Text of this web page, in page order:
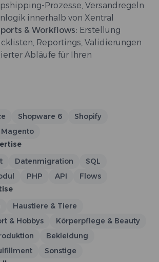
Prozesse, Versandregeln
innerhalb von Xentral
& Workflows: Erstellung
Reportings, Validierungen
Abläufe für Ihren
Shopware 6
Shopify
Magento
Datenmigration
SQL
PHP API
Flows
Haustiere & Tiere
& Hobbys
Körperpflege & Beauty
Bekleidung
Sonstige